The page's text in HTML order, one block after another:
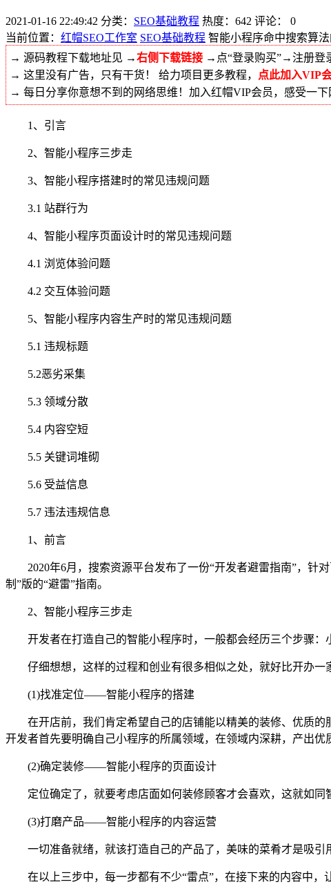
2021-01-16 22:49:42 分类： SEO基础教程 热度：642 评论：
0
当前位置： 红帽SEO工作室 SEO基础教程 智能小程序命中搜索算
→ 源码教程下载地址见 →右侧下载链接 →点“登录购买”→注册登
→ 这里没有广告，只有干货！ 给力项目更多教程，
点此加入VIP
→ 每日分享你意想不到的网络思维！加入红帽VIP会员，感受一下
1、引言
2、智能小程序三步走
3、智能小程序搭建时的常见违规问题
3.1 站群行为
4、智能小程序页面设计时的常见违规问题
4.1 浏览体验问题
4.2 交互体验问题
5、智能小程序内容生产时的常见违规问题
5.1 违规标题
5.2恶劣采集
5.3 领域分散
5.4 内容空短
5.5 关键词堆砌
5.6 受益信息
5.7 违法违规信息
1、前言
2020年6月，搜索资源平台发布了一份“开发者避雷指南”，针
制”版的“避雷”指南。
2、智能小程序三步走
开发者在打造自己的智能小程序时，一般都会经历三个步骤：
仔细想想，这样的过程和创业有很多相似之处，就好比开办一
(1)找准定位——智能小程序的搭建
在开店前，我们肯定希望自己的店铺能以精美的装修、优质的
开发者首先要明确自己小程序的所属领域，在领域内深耕，产出优
(2)确定装修——智能小程序的页面设计
定位确定了，就要考虑店面如何装修顾客才会喜欢，这就如同
(3)打磨产品——智能小程序的内容运营
一切准备就绪，就该打造自己的产品了，美味的菜肴才是吸引
在以上三步中，每一步都有不少“雷点”，在接下来的内容中，